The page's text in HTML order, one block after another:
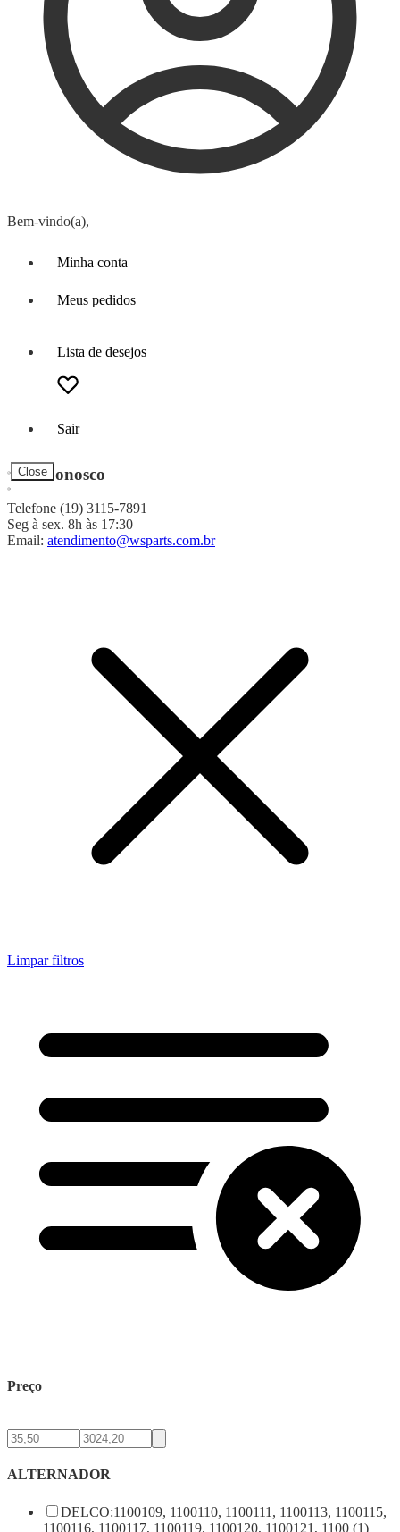
Bem-vindo(a),
Minha conta
Meus pedidos
Lista de desejos
Sair
Close
Fale Conosco
Telefone (19) 3115-7891
Seg à sex. 8h às 17:30
Email: atendimento@wsparts.com.br
Limpar filtros
Preço
ALTERNADOR
DELCO:1100109, 1100110, 1100111, 1100113, 1100115,
1100116, 1100117, 1100119, 1100120, 1100121, 1100 (1)